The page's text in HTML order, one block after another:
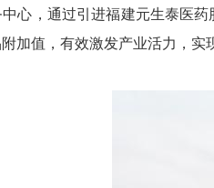
心，通过引进福建元生泰医
加值，有效激发产业活力，实